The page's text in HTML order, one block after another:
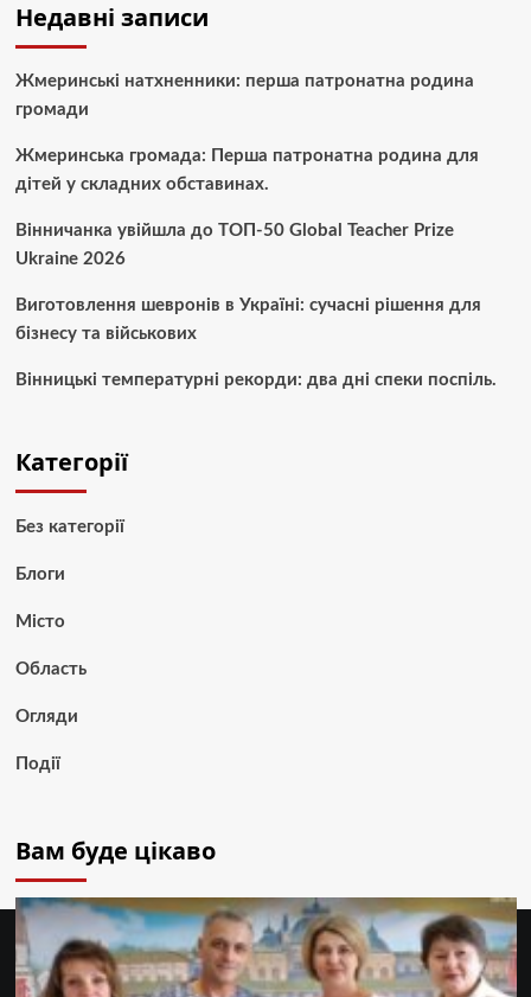
Недавні записи
Жмеринські натхненники: перша патронатна родина
громади
Жмеринська громада: Перша патронатна родина для
дітей у складних обставинах.
Вінничанка увійшла до ТОП-50 Global Teacher Prize
Ukraine 2026
Виготовлення шевронів в Україні: сучасні рішення для
бізнесу та військових
Вінницькі температурні рекорди: два дні спеки поспіль.
Категорії
Без категорії
Блоги
Місто
Область
Огляди
Події
Вам буде цікаво